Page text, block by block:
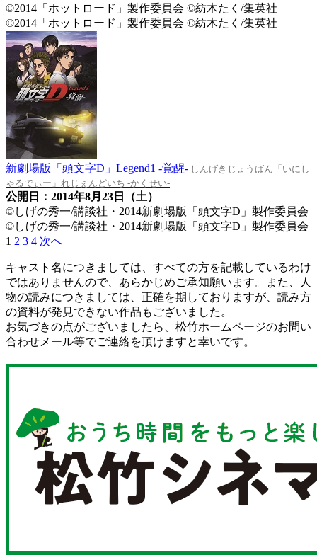
©2014「ホットロード」製作委員会 ©紡木たく/集英社
©2014「ホットロード」製作委員会 ©紡木たく/集英社
新劇場版「頭文字D」Legend1 -覚醒- しんげきじょうばん「いにし
ゃるでぃー」れじぇんどいち -かくせい-
公開日：2014年8月23日（土）
©しげの秀一/講談社・2014新劇場版「頭文字D」製作委員会
©しげの秀一/講談社・2014新劇場版「頭文字D」製作委員会
1 2 3 4 次へ
キャスト名につきましては、すべての方を記載しているわけ
ではありませんので、あらかじめご承知願います。また、人
物の読みにつきましては、正確を期しておりますが、読み方
の資料が発見できない作品もございました。
お気づきの点がございましたら、松竹ホームページのお問い
合わせメール等でご連絡を頂けますと幸いです。